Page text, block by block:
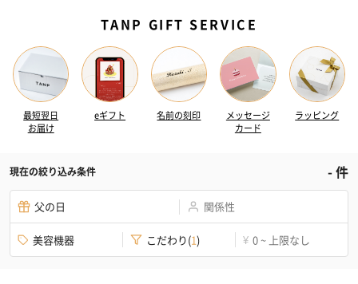
TANP GIFT SERVICE
最短翌日
お届け
eギフト 名前の刻印
メッセージ
カード
ラッピング
現在の絞り込み条件 -件
父の日 関係性
美容機器 こだわり(1) ¥ 0 ~ 上限なし